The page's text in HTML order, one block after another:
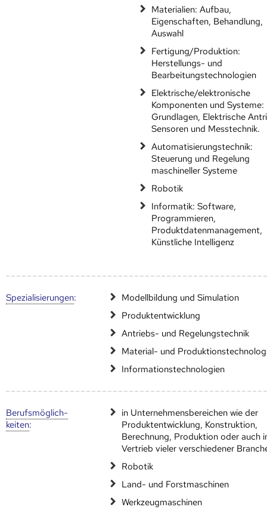
Materialien: Aufbau,
Eigenschaften, Behandlung,
Auswahl
Fertigung/Produktion:
Herstellungs- und
Bearbeitungstechnologien
Elektrische/elektronische
Komponenten und Systeme:
Grundlagen, Elektrische
Sensoren und Messtechnik.
Automatisierungstechnik:
Steuerung und Regelung
maschineller Systeme
Robotik
Informatik: Software,
Programmieren,
Produktdatenmanagement,
Künstliche Intelligenz
Speziali­sierungen:
Modellbildung und Simulation
Produktentwicklung
Antriebs- und Regelungstechnik
Material- und
Informationstechnologien
Berufs­möglich­
keiten:
in Unternehmensbereichen wie der
Produktentwicklung, Konstruktion,
Berechnung, Produktion oder auch
Vertrieb vieler verschiedener
Robotik
Land- und Forstmaschinen
Werkzeugmaschinen